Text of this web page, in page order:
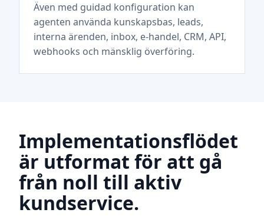
Även med guidad konfiguration kan
agenten använda kunskapsbas, leads,
interna ärenden, inbox, e-handel, CRM, API,
webhooks och mänsklig överföring.
Implementationsflödet
är utformat för att gå
från noll till aktiv
kundservice.